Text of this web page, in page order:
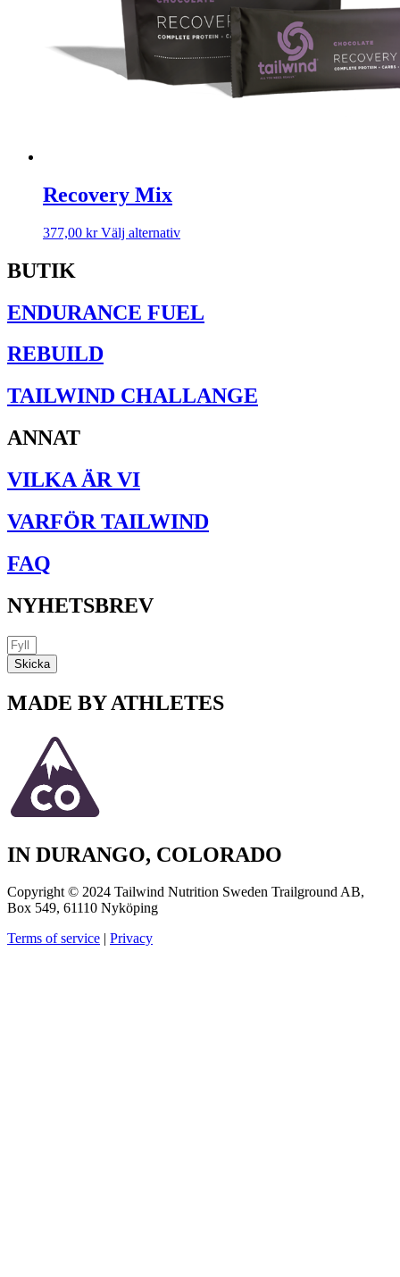
Recovery Mix
377,00 kr Välj alternativDen
varianter.
De
väljas
på
BUTIK
ENDURANCE FUEL
REBUILD
TAILWIND CHALLANGE
ANNAT
VILKA ÄR VI
VARFÖR TAILWIND
FAQ
NYHETSBREV
Skicka
MADE BY ATHLETES
IN DURANGO, COLORADO
Copyright © 2024 Tailwind Nutrition Sweden Trailground AB,
Box 549, 61110 Nyköping
Terms of service | Privacy